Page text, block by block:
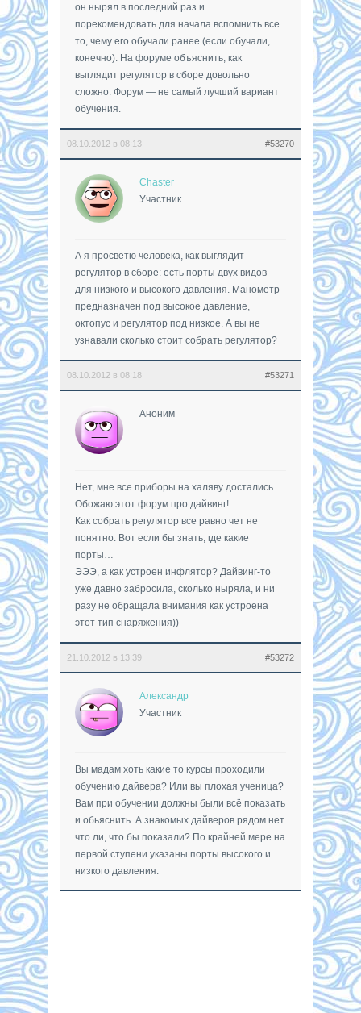
он нырял в последний раз и
порекомендовать для начала вспомнить все
то, чему его обучали ранее (если обучали,
конечно). На форуме объяснить, как
выглядит регулятор в сборе довольно
сложно. Форум — не самый лучший вариант
обучения.
08.10.2012 в 08:13 #53270
Chaster
Участник
А я просветю человека, как выглядит
регулятор в сборе: есть порты двух видов –
для низкого и высокого давления. Манометр
предназначен под высокое давление,
октопус и регулятор под низкое. А вы не
узнавали сколько стоит собрать регулятор?
08.10.2012 в 08:18 #53271
Аноним
Нет, мне все приборы на халяву достались.
Обожаю этот форум про дайвинг!
Как собрать регулятор все равно чет не
понятно. Вот если бы знать, где какие
порты…
ЭЭЭ, а как устроен инфлятор? Дайвинг-то
уже давно забросила, сколько ныряла, и ни
разу не обращала внимания как устроена
этот тип снаряжения))
21.10.2012 в 13:39 #53272
Александр
Участник
Вы мадам хоть какие то курсы проходили
обучению дайвера? Или вы плохая ученица?
Вам при обучении должны были всё показать
и обьяснить. А знакомых дайверов рядом нет
что ли, что бы показали? По крайней мере на
первой ступени указаны порты высокого и
низкого давления.